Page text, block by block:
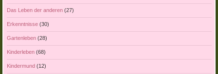
Das Leben der anderen(27)
Erkenntnisse(30)
Gartenleben(28)
Kinderleben(68)
Kindermund(12)